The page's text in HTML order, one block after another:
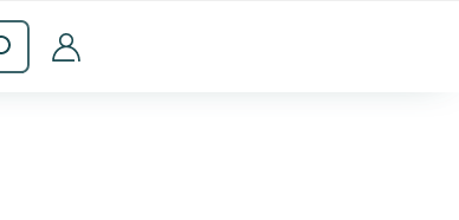
Accessoires informatiques